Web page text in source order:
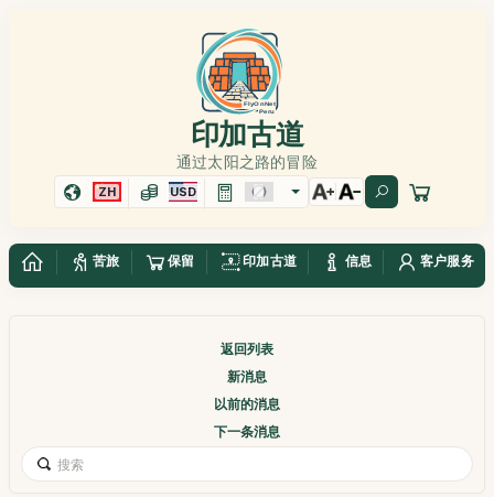
印加古道
通过太阳之路的冒险
ZH USD
苦旅 保留 印加古道 信息 客户服务
返回列表
新消息
以前的消息
下一条消息